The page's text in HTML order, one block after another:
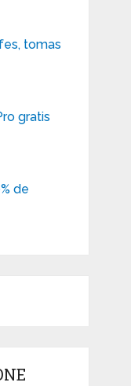
tomas
gratis
de